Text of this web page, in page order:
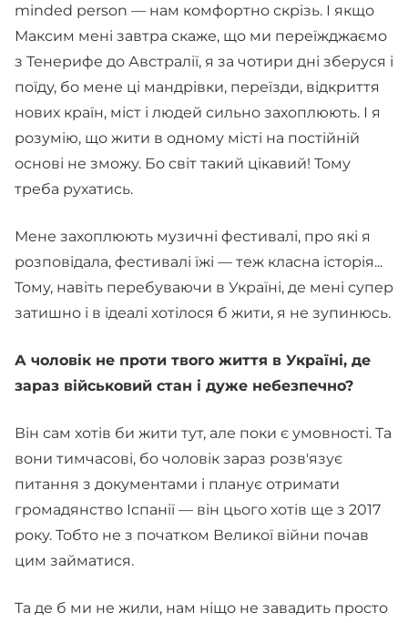
minded person — нам комфортно скрізь. І якщо
Максим мені завтра скаже, що ми переїжджаємо
з Тенерифе до Австралії, я за чотири дні зберуся і
поїду, бо мене ці мандрівки, переїзди, відкриття
нових країн, міст і людей сильно захоплюють. І я
розумію, що жити в одному місті на постійній
основі не зможу. Бо світ такий цікавий! Тому
треба рухатись.
Мене захоплюють музичні фестивалі, про які я
розповідала, фестивалі їжі — теж класна історія...
Тому, навіть перебуваючи в Україні, де мені супер
затишно і в ідеалі хотілося б жити, я не зупинюсь.
А чоловік не проти твого життя в Україні, де
зараз військовий стан і дуже небезпечно?
Він сам хотів би жити тут, але поки є умовності. Та
вони тимчасові, бо чоловік зараз розв'язує
питання з документами і планує отримати
громадянство Іспанії — він цього хотів ще з 2017
року. Тобто не з початком Великої війни почав
цим займатися.
Та де б ми не жили, нам ніщо не завадить просто